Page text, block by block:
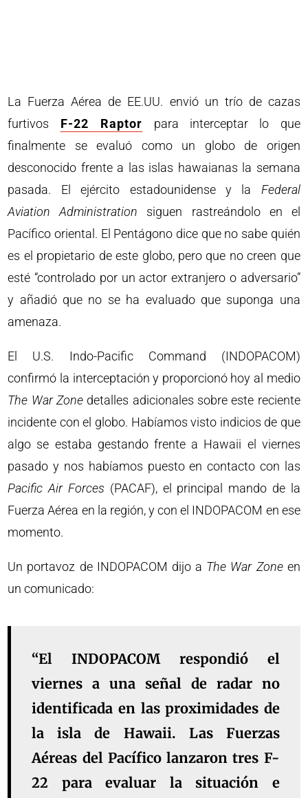
La Fuerza Aérea de EE.UU. envió un trío de cazas
furtivos F-22 Raptor para interceptar lo que
finalmente se evaluó como un globo de origen
desconocido frente a las islas hawaianas la semana
pasada. El ejército estadounidense y la Federal
Aviation Administration siguen rastreándolo en el
Pacífico oriental. El Pentágono dice que no sabe quién
es el propietario de este globo, pero que no creen que
esté “controlado por un actor extranjero o adversario”
y añadió que no se ha evaluado que suponga una
amenaza.
El U.S. Indo-Pacific Command (INDOPACOM)
confirmó la interceptación y proporcionó hoy al medio
The War Zonedetalles adicionales sobre este reciente
incidente con el globo. Habíamos visto indicios de que
algo se estaba gestando frente a Hawaii el viernes
pasado y nos habíamos puesto en contacto con las
Pacific Air Forces (PACAF), el principal mando de la
Fuerza Aérea en la región, y con el INDOPACOM en ese
momento.
Un portavoz de INDOPACOM dijo a The War Zoneen
un comunicado:
“El INDOPACOM respondió el
viernes a una señal de radar no
identificada en las proximidades de
la isla de Hawaii. Las Fuerzas
Aéreas del Pacífico lanzaron tres F-
22 para evaluar la situación e